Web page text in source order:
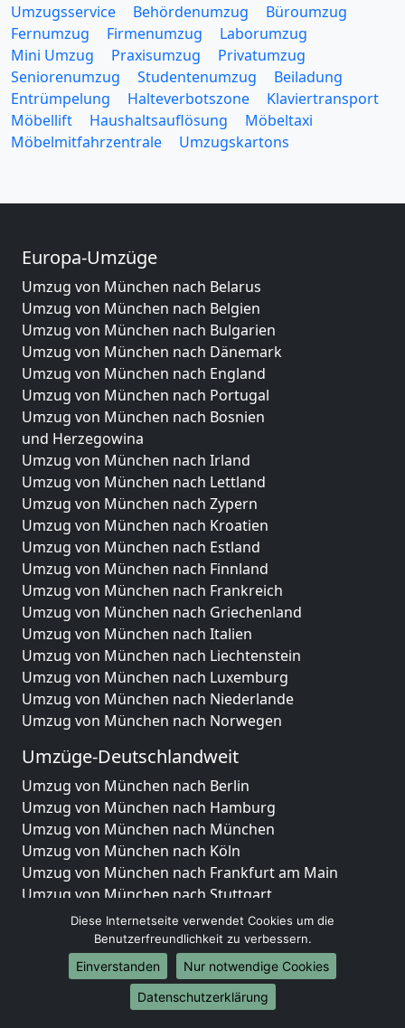
Umzugsservice Behördenumzug
Büroumzug
Fernumzug
Firmenumzug
Laborumzug
Mini Umzug
Praxisumzug
Privatumzug
Seniorenumzug
Studentenumzug
Beiladung
Entrümpelung
Halteverbotszone
Klaviertransport
Möbellift
Haushaltsauflösung
Möbeltaxi
Möbelmitfahrzentrale
Umzugskartons
Europa-Umzüge
Umzug von München nach Belarus
Umzug von München nach Belgien
Umzug von München nach Bulgarien
Umzug von München nach Dänemark
Umzug von München nach England
Umzug von München nach Portugal
Umzug von München nach Bosnien
und Herzegowina
Umzug von München nach Irland
Umzug von München nach Lettland
Umzug von München nach Zypern
Umzug von München nach Kroatien
Umzug von München nach Estland
Umzug von München nach Finnland
Umzug von München nach Frankreich
Umzug von München nach Griechenland
Umzug von München nach Italien
Umzug von München nach Liechtenstein
Umzug von München nach Luxemburg
Umzug von München nach Niederlande
Umzug von München nach Norwegen
Umzüge-Deutschlandweit
Umzug von München nach Berlin
Umzug von München nach Hamburg
Umzug von München nach München
Umzug von München nach Köln
Umzug von München nach Frankfurt am Main
Umzug von München nach Stuttgart
Umzug von München nach Düsseldorf
Umzug von München nach Leipzig
Umzug von München nach Dortmund
Umzug von München nach Essen
Umzug von München nach Bremen
Diese Internetseite verwendet Cookies um die
Benutzerfreundlichkeit zu verbessern.
Einverstanden
Nur notwendige Cookies
Datenschutzerklärung